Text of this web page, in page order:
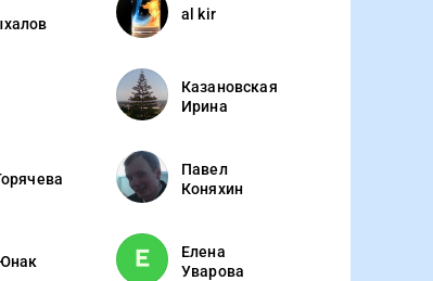
al kir
Казановская
Ирина
Павел
Коняхин
Елена
Уварова